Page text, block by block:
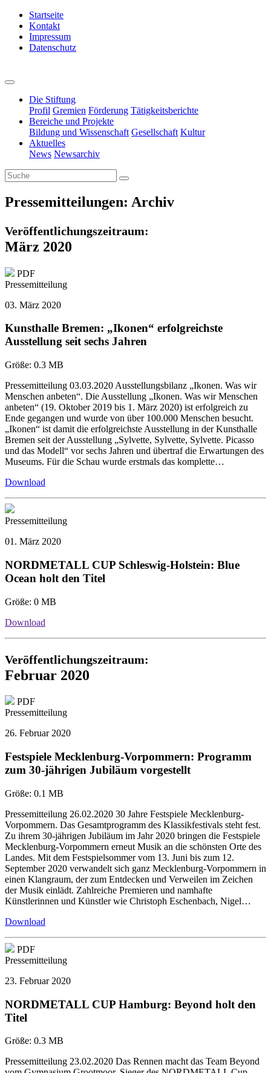
Startseite
Kontakt
Impressum
Datenschutz
Die Stiftung
Profil Gremien Förderung Tätigkeitsberichte
Bereiche und Projekte
Bildung und Wissenschaft Gesellschaft Kultur
Aktuelles
News Newsarchiv
Pressemitteilungen: Archiv
Veröffentlichungszeitraum:
März 2020
PDF
Pressemitteilung
03. März 2020
Kunsthalle Bremen: „Ikonen“ erfolgreichste
Ausstellung seit sechs Jahren
Größe: 0.3 MB
Pressemitteilung 03.03.2020 Ausstellungsbilanz „Ikonen. Was wir
Menschen anbeten“. Die Ausstellung „Ikonen. Was wir Menschen
anbeten“ (19. Oktober 2019 bis 1. März 2020) ist erfolgreich zu
Ende gegangen und wurde von über 100.000 Menschen besucht.
„Ikonen“ ist damit die erfolgreichste Ausstellung in der Kunsthalle
Bremen seit der Ausstellung „Sylvette, Sylvette, Sylvette. Picasso
und das Modell“ vor sechs Jahren und übertraf die Erwartungen des
Museums. Für die Schau wurde erstmals das komplette…
Download
Pressemitteilung
01. März 2020
NORDMETALL CUP Schleswig-Holstein: Blue
Ocean holt den Titel
Größe: 0 MB
Download
Veröffentlichungszeitraum:
Februar 2020
PDF
Pressemitteilung
26. Februar 2020
Festspiele Mecklenburg-Vorpommern: Programm
zum 30-jährigen Jubiläum vorgestellt
Größe: 0.1 MB
Pressemitteilung 26.02.2020 30 Jahre Festspiele Mecklenburg-
Vorpommern. Das Gesamtprogramm des Klassikfestivals steht fest.
Zu ihrem 30-jährigen Jubiläum im Jahr 2020 bringen die Festspiele
Mecklenburg-Vorpommern erneut Musik an die schönsten Orte des
Landes. Mit dem Festspielsommer vom 13. Juni bis zum 12.
September 2020 verwandelt sich ganz Mecklenburg-Vorpommern in
einen Klangraum, der zum Entdecken und Verweilen im Zeichen
der Musik einlädt. Zahlreiche Premieren und namhafte
Künstlerinnen und Künstler wie Christoph Eschenbach, Nigel…
Download
PDF
Pressemitteilung
23. Februar 2020
NORDMETALL CUP Hamburg: Beyond holt den
Titel
Größe: 0.3 MB
Pressemitteilung 23.02.2020 Das Rennen macht das Team Beyond